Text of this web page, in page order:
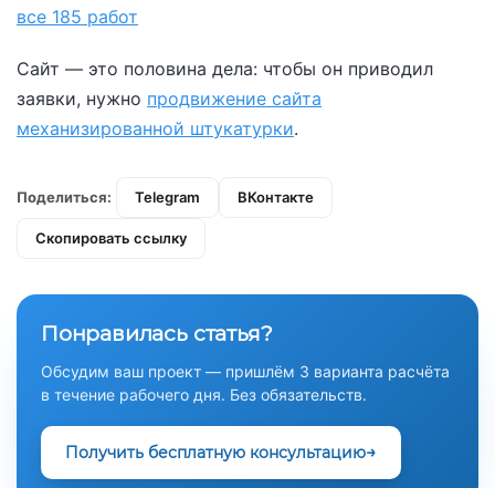
все 185 работ
Сайт — это половина дела: чтобы он приводил
заявки, нужно продвижение сайта
механизированной штукатурки.
Поделиться: Telegram ВКонтакте
Скопировать ссылку
Понравилась статья?
Обсудим ваш проект — пришлём 3 варианта расчёта
в течение рабочего дня. Без обязательств.
Получить бесплатную консультацию